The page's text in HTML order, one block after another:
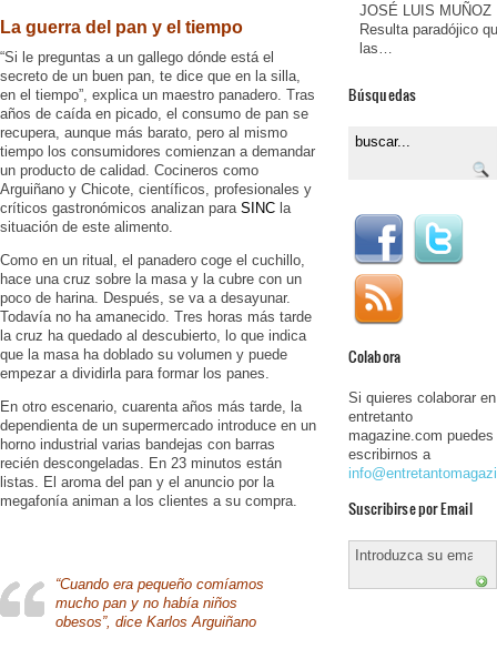
La guerra del pan y el tiempo
“Si le preguntas a un gallego dónde está el
secreto de un buen pan, te dice que en la silla,
en el tiempo”, explica un maestro panadero. Tras
años de caída en picado, el consumo de pan se
recupera, aunque más barato, pero al mismo
tiempo los consumidores comienzan a demandar
un producto de calidad. Cocineros como
Arguiñano y Chicote, científicos, profesionales y
críticos gastronómicos analizan para SINC la
situación de este alimento.
Como en un ritual, el panadero coge el cuchillo,
hace una cruz sobre la masa y la cubre con un
poco de harina. Después, se va a desayunar.
Todavía no ha amanecido. Tres horas más tarde
la cruz ha quedado al descubierto, lo que indica
que la masa ha doblado su volumen y puede
empezar a dividirla para formar los panes.
En otro escenario, cuarenta años más tarde, la
dependienta de un supermercado introduce en un
horno industrial varias bandejas con barras
recién descongeladas. En 23 minutos están
listas. El aroma del pan y el anuncio por la
megafonía animan a los clientes a su compra.
“Cuando era pequeño comíamos
mucho pan y no había niños
obesos”, dice Karlos Arguiñano
JOSÉ LUIS MUÑOZ
Resulta paradójico
las…
Búsquedas
Colabora
Si quieres colaborar en
entretanto
magazine.com puedes
escribirnos a
Suscribirse por Email